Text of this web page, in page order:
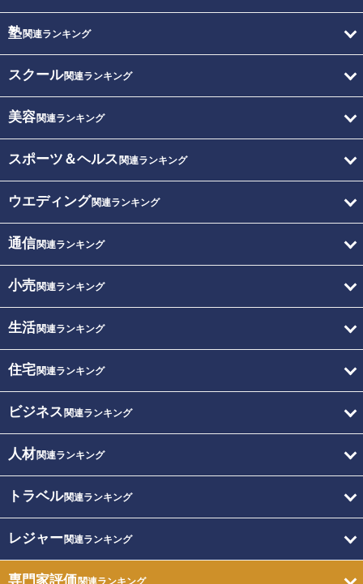
塾関連ランキング
スクール関連ランキング
美容関連ランキング
スポーツ＆ヘルス 関連ランキング
ウエディング関連ランキング
通信関連ランキング
小売関連ランキング
生活関連ランキング
住宅関連ランキング
ビジネス 関連ランキング
人材関連ランキング
トラベル関連ランキング
レジャー関連ランキング
専門家評価